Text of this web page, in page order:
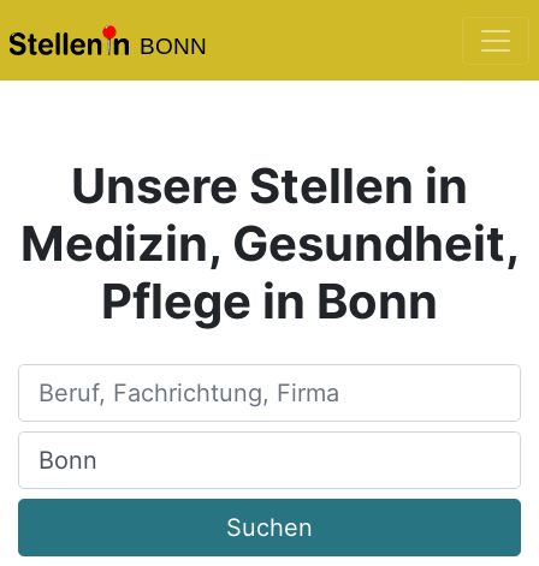
BONN
Unsere Stellen in
Medizin, Gesundheit,
Pflege in Bonn
Beruf, Fachrichtung, Firma
Ort, Stadt
Suchen